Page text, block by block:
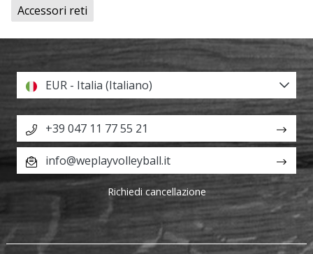
Accessori reti
EUR - Italia (Italiano)
+39 047 11 77 55 21
info@weplayvolleyball.it
Richiedi cancellazione